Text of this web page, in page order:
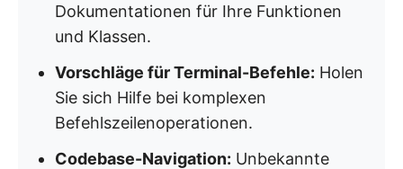
Dokumentationen für Ihre Funktionen
und Klassen.
Vorschläge für Terminal-Befehle: Holen
Sie sich Hilfe bei komplexen
Befehlszeilenoperationen.
Codebase-Navigation: Unbekannte